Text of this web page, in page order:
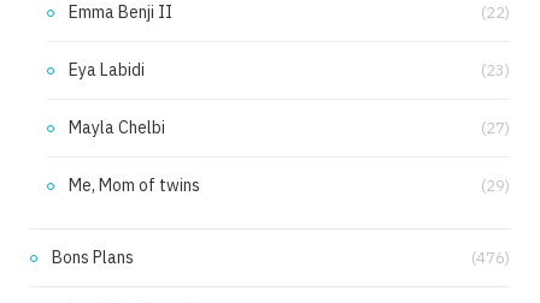
Emma Benji II (22)
Eya Labidi (23)
Mayla Chelbi (27)
Me, Mom of twins (29)
Bons Plans (476)